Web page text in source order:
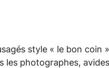
style « le bon coin
les photographes,